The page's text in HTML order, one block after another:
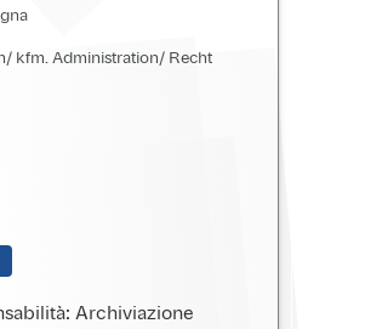
kfm. Administration/ Recht
Archiviazione